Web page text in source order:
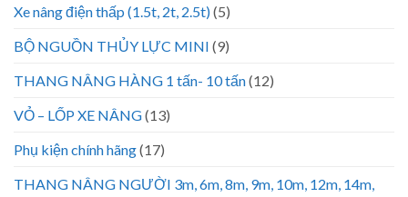
Xe nâng điện thấp (1.5t, 2t, 2.5t)(5)
BỘ NGUỒN THỦY LỰC MINI (9)
THANG NÂNG HÀNG 1 tấn- 10 tấn(12)
VỎ – LỐP XE NÂNG(13)
Phụ kiện chính hãng(17)
THANG NÂNG NGƯỜI 3m, 6m, 8m, 9m, 10m, 12m, 14m,